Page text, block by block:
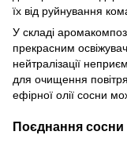
їх від руйнування
У складі
прекрасним
нейтралізації
для очищення
ефірної олії сосни
Поєднання сосни